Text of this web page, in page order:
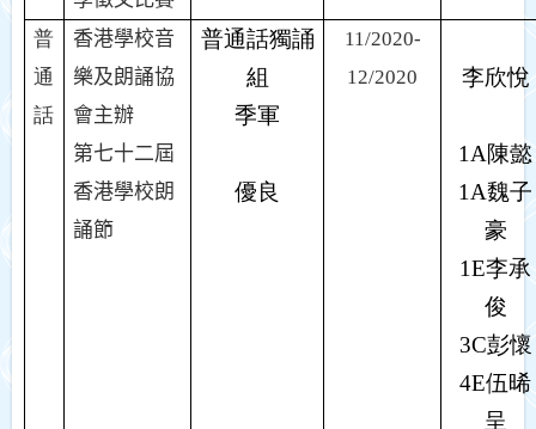
普
通
話
香港學校音
樂及朗誦協
會主辦
第七十二屆
香港學校朗
誦節
普通話獨誦
組
季軍
優良
11/2020-
12/2020
李欣悅
1A陳懿
1A魏子
豪
1E李承
俊
3C彭懷
4E伍晞
呈